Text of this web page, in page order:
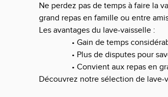
Ne perdez pas de temps à faire la
grand repas en famille ou entre
Les avantages du lave-vaisselle :
• Gain de temps
• Plus de disputes pour
• Convient aux repas en
Découvrez notre sélection de lave-